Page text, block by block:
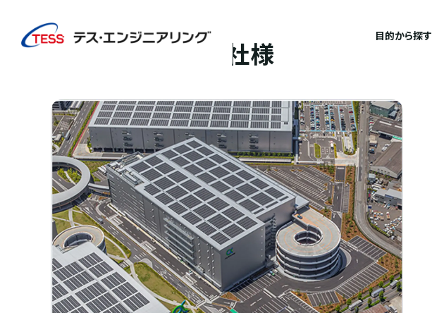
目的から探す
太陽光発電
日本GLP株式会社様